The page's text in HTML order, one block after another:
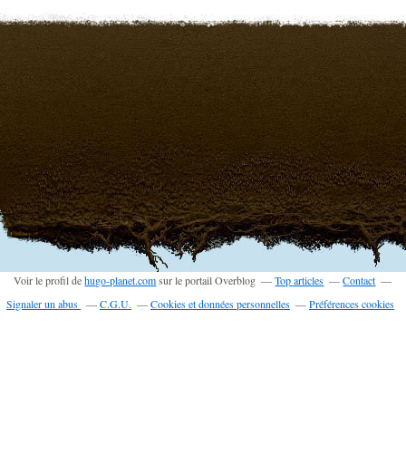
Voir le profil dehugo-planet.comsur le portail Overblog Top articles
Contact
Signaler un abus
C.G.U. Cookies et données personnelles Préférences cookies